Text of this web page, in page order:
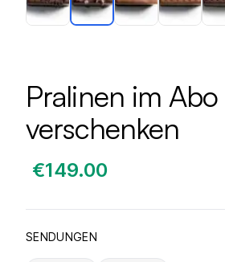
Pralinen im Abo
verschenken
€149.00
SENDUNGEN